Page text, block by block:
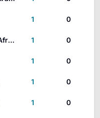
1 0
South Africa 1 0
1 0
1 0
1 0